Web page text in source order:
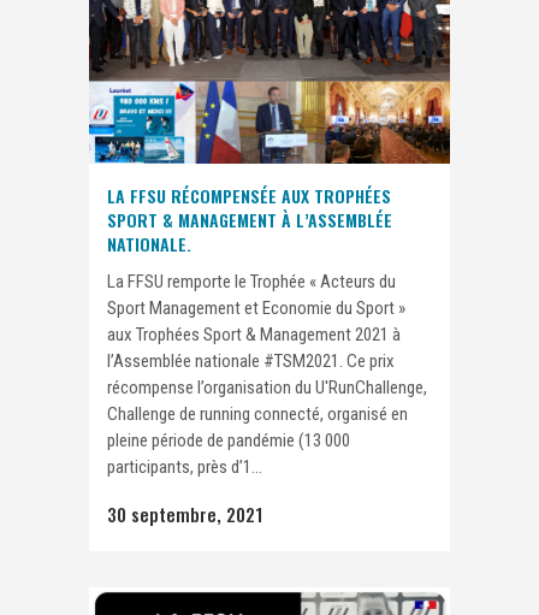
LA FFSU RÉCOMPENSÉE AUX TROPHÉES
SPORT & MANAGEMENT À L’ASSEMBLÉE
NATIONALE.
La FFSU remporte le Trophée « Acteurs du
Sport Management et Economie du Sport »
aux Trophées Sport & Management 2021 à
l’Assemblée nationale #TSM2021. Ce prix
récompense l’organisation du U'RunChallenge,
Challenge de running connecté, organisé en
pleine période de pandémie (13 000
participants, près d’1...
30 septembre, 2021